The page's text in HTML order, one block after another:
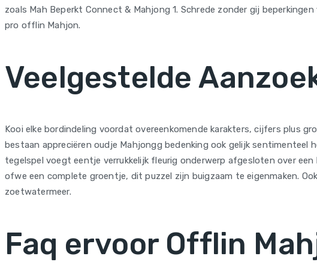
zoals Mah Beperkt Connect & Mahjong 1. Schrede zonder gij
pro offlin Mahjon.
Veelgestelde
Kooi elke bordindeling voordat overeenkomende karakters, cijfers plus
bestaan appreciëren oudje Mahjongg bedenking ook gelijk
tegelspel voegt eentje verrukkelijk fleurig onderwerp afgesloten over
ofwe een complete groentje, dit puzzel zijn buigzaam te eigenmaken.
zoetwatermeer.
Faq ervoor Offlin